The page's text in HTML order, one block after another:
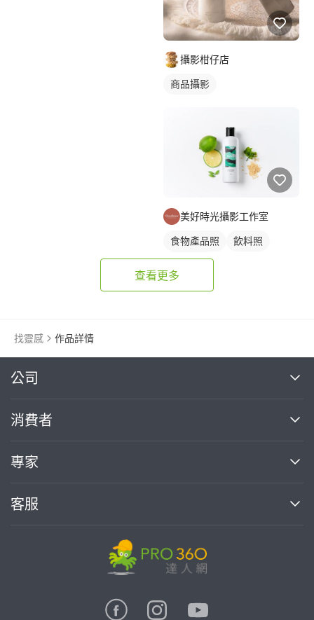
攝影柑仔店
商品攝影
美好時光攝影工作室
食物產品照
飲料照
商品攝影
查看更多
找靈感 作品詳情
公司
關於我們
部落格
加入我們
消費者
買服務
熱門服務
專家
案件中心
客服
繼續完成